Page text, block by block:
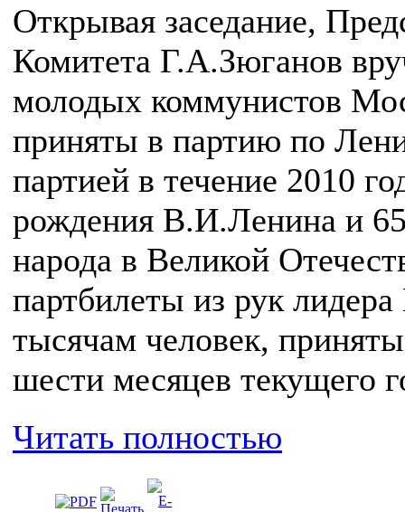
Открывая заседание,
Комитета Г.А.Зюганов
молодых коммунистов
приняты в партию по
партией в течение 2010
рождения В.И.Ленина и
народа в Великой
партбилеты из рук
тысячам человек,
шести месяцев текущего
Читать полностью